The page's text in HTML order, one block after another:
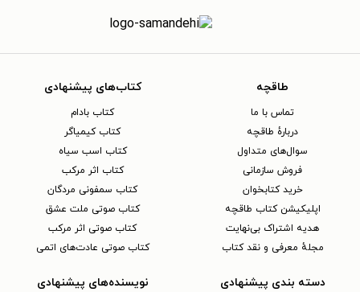
طاقچه
تماس با ما
دربارهٔ طاقچه
سوال‌های متداول
فروش سازمانی
خرید کتابخوان
اپلیکیشن کتاب طاقچه
هدیه اشتراک بی‌نهایت
مجلهٔ معرفی و نقد کتاب
کتاب‌های پیشنهادی
کتاب بادام
کتاب کیمیاگر
کتاب اسب سیاه
کتاب اثر مرکب
کتاب سمفونی مردگان
کتاب صوتی ملت عشق
کتاب صوتی اثر مرکب
کتاب صوتی عادت‌های اتمی
دسته بندی پیشنهادی نویسنده‌های پیشنهادی